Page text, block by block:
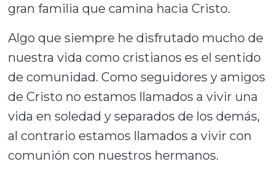
gran familia que camina hacia Cristo.
Algo que siempre he disfrutado mucho de
nuestra vida como cristianos es el sentido
de comunidad. Como seguidores y amigos
de Cristo no estamos llamados a vivir una
vida en soledad y separados de los demás,
al contrario estamos llamados a vivir con
comunión con nuestros hermanos.